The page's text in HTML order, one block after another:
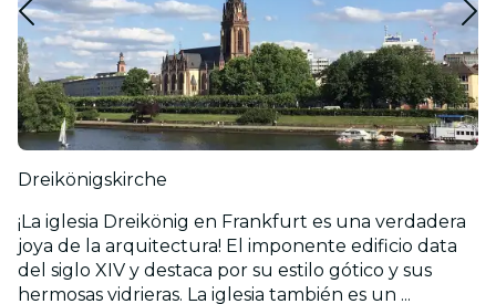
Dreikönigskirche
¡La iglesia Dreikönig en Frankfurt es una verdadera
joya de la arquitectura! El imponente edificio data
del siglo XIV y destaca por su estilo gótico y sus
hermosas vidrieras. La iglesia también es un ...